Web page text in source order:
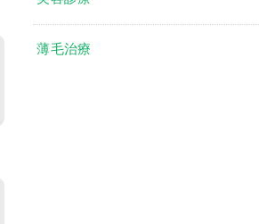
薄毛治療